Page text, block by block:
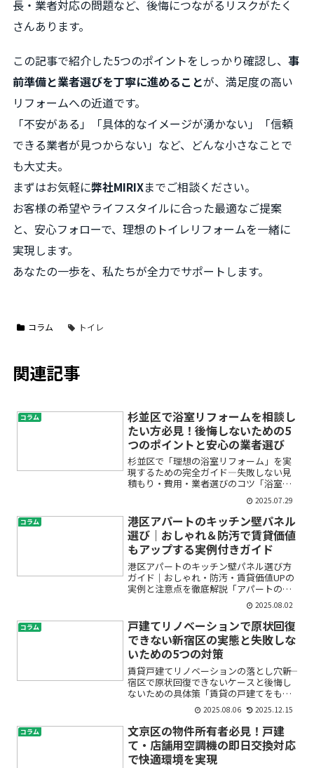
長・業者対応の問題など、後悔につながるリスクがたく
さんあります。
この記事で紹介した5つのポイントをしっかり確認し、 事
前準備と業者選びを丁寧に進めることが、満足度の高い
リフォームへの近道です。
「不安がある」「具体的なイメージが湧かない」「信頼
できる業者が見つからない」など、どんな小さなことで
も大丈夫。
まずはお気軽に弊社MIRIXまでご相談ください。
お客様の希望やライフスタイルに合った最適なご提案
と、安心フォローで、理想のトイレリフォームを一緒に
実現します。
あなたの一歩を、私たちが全力でサポートします。
コラム トイレ
関連記事
コラム
杉並区で浴室リフォームを相談し
たい方必見！後悔しないための5
つのポイントと安心の業者選び
杉並区で「理想の浴室リフォーム」を実
現するための完全ガイド―失敗しない見
積もり・費用・業者選びのコツ「浴室が
寒くてお風呂タイムが憂鬱…」「古くな
ったユニットバスを最新式にしたい」
「高齢の親のためにバリアフリーの浴室
に変えたい」――そんな思い...
2025.07.29
コラム
港区アパートのキッチン壁パネル
選び｜おしゃれ＆防汚で賃貸価値
もアップする実例付きガイド
港区アパートのキッチン壁パネル選び方
ガイド｜おしゃれ・防汚・賃貸価値UPの
実例と注意点を徹底解説「アパートのキ
ッチン壁が古くなってきて、入居者から
の印象が心配…」「港区の物件だから、
見た目も機能もこだわりたいけど、リフ
ォームとなると費用や手...
2025.08.02
コラム
戸建てリノベーションで原状回復
できない新宿区の実態と失敗しな
いための5つの対策
賃貸戸建てリノベーションの落とし穴――新
宿区で原状回復できないケースと後悔し
ないための具体策「賃貸の戸建てをもっ
と自分好みに住みやすくしたいけれど、
リノベーションしても大丈夫？」「退去
時に高額な修繕費や敷金トラブルが起き
るのでは？」――そん...
2025.08.06 2025.12.15
コラム
文京区の物件所有者必見！戸建
て・店舗用空調機の即日交換対応
で快適環境を実現